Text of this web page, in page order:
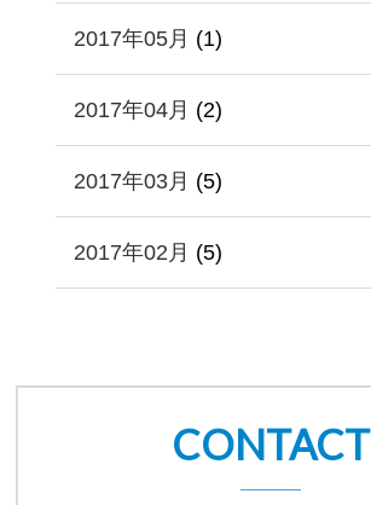
2017年05月 (1)
2017年04月 (2)
2017年03月 (5)
2017年02月 (5)
CONTACT